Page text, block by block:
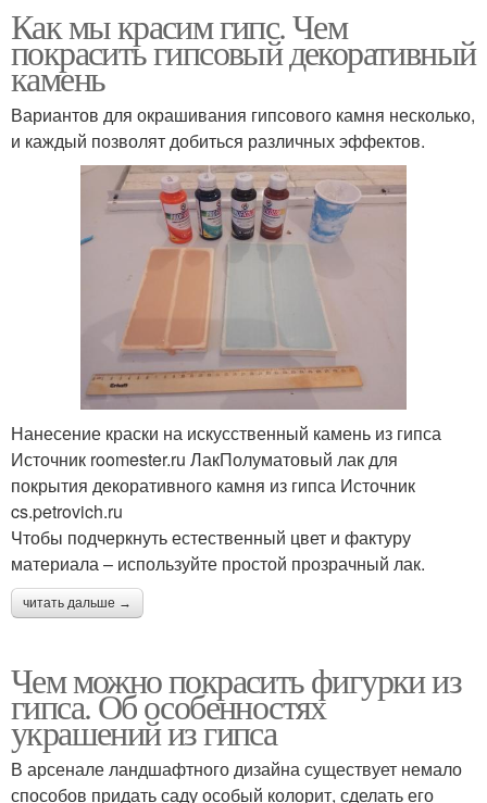
Как мы красим гипс. Чем
покрасить гипсовый декоративный
камень
Вариантов для окрашивания гипсового камня несколько,
и каждый позволят добиться различных эффектов.
Нанесение краски на искусственный камень из гипса
Источник roomester.ru ЛакПолуматовый лак для
покрытия декоративного камня из гипса Источник
cs.petrovich.ru
Чтобы подчеркнуть естественный цвет и фактуру
материала – используйте простой прозрачный лак.
читать дальше →
Чем можно покрасить фигурки из
гипса. Об особенностях
украшений из гипса
В арсенале ландшафтного дизайна существует немало
способов придать саду особый колорит, сделать его